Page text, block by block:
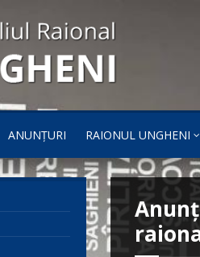
ANUNȚURI RAIONUL UNGHENI